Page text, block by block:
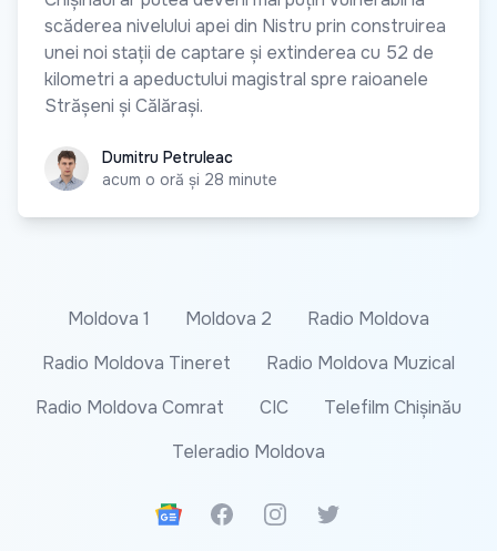
scăderea nivelului apei din Nistru prin construirea
unei noi stații de captare și extinderea cu 52 de
kilometri a apeductului magistral spre raioanele
Strășeni și Călărași.
Dumitru Petruleac
Dumitru Petruleac
acum o oră și 28 minute
Moldova 1 Moldova 2
Radio Moldova
Radio Moldova Tineret
Radio Moldova Muzical
Radio Moldova Comrat
CIC
Telefilm Chișinău
Teleradio Moldova
Google News
FacebookInstagramTwitter